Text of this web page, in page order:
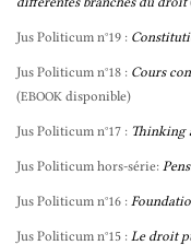
Jus Politicum n°19 :
Jus Politicum n°18 : Cours
(EBOOK disponible)
Jus Politicum n°17 : Thinking
Jus Politicum hors-série:
Jus Politicum n°16 :
Jus Politicum n°15 : Le droit